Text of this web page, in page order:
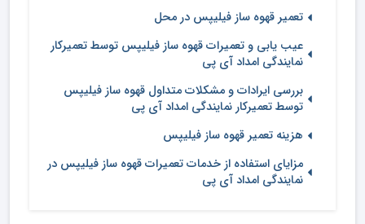
تعمیر قهوه ساز فیلیپس در محل
عیب یابی و تعمیرات قهوه ساز فیلیپس توسط تعمیرکار
نمایندگی امداد آی پی
بررسی ایرادات و مشکلات متداول قهوه ساز فیلیپس
توسط تعمیرکار نمایندگی امداد آی پی
هزینه تعمیر قهوه ساز فیلیپس
مزایای استفاده از خدمات تعمیرات قهوه ساز فیلیپس در
نمایندگی امداد آی پی